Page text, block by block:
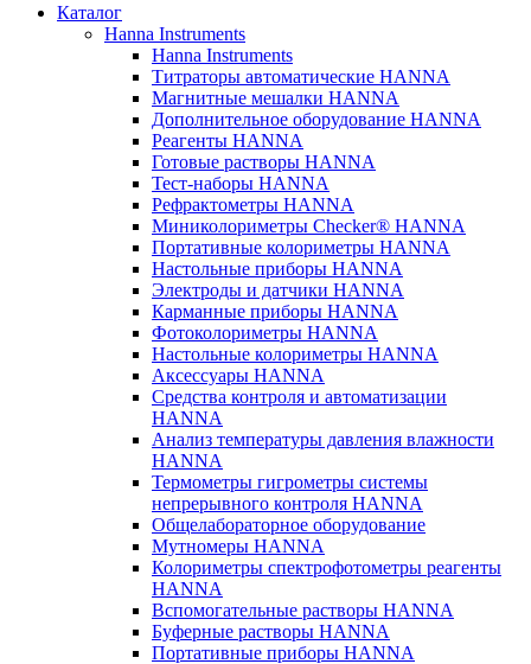
Каталог
Hanna Instruments
Hanna Instruments
Титраторы автоматические HANNA
Магнитные мешалки HANNA
Дополнительное оборудование HANNA
Реагенты HANNA
Готовые растворы HANNA
Тест-наборы HANNA
Рефрактометры HANNA
Миниколориметры Checker® HANNA
Портативные колориметры HANNA
Настольные приборы HANNA
Электроды и датчики HANNA
Карманные приборы HANNA
Фотоколориметры HANNA
Настольные колориметры HANNA
Аксессуары HANNA
Средства контроля и автоматизации
HANNA
Анализ температуры давления влажности
HANNA
Термометры гигрометры системы
непрерывного контроля HANNA
Общелабораторное оборудование
Мутномеры HANNA
Колориметры спектрофотометры реагенты
HANNA
Вспомогательные растворы HANNA
Буферные растворы HANNA
Портативные приборы HANNA